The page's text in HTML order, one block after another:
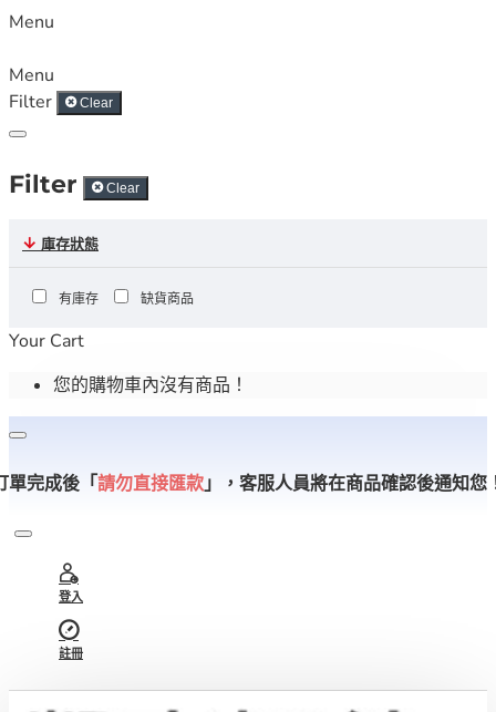
Menu
Menu
Filter
Clear
Filter Clear
庫存狀態
有庫存 缺貨商品
Your Cart
您的購物車內沒有商品！
單完成後「請勿直接匯款 」， 客服人員將在商品確認後通知您
登入
註冊